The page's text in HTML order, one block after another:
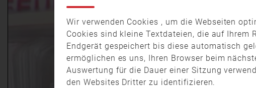
Wir verwenden Cookies , um die Webseiten
Cookies sind kleine Textdateien, die auf Ihrem
Endgerät gespeichert bis diese automatisch
ermöglichen es uns, Ihren Browser beim
Auswertung für die Dauer einer Sitzung
den Websites Dritter zu identifizieren.